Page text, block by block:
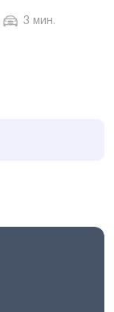
3 мин.